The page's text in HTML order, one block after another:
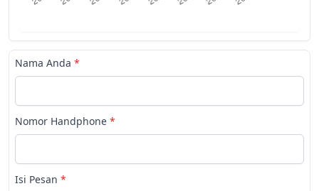
Nama Anda *
Nomor Handphone *
Isi Pesan *